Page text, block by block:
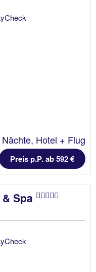
Hotel + Flug
Preis p.P. ab 592 €
Spa